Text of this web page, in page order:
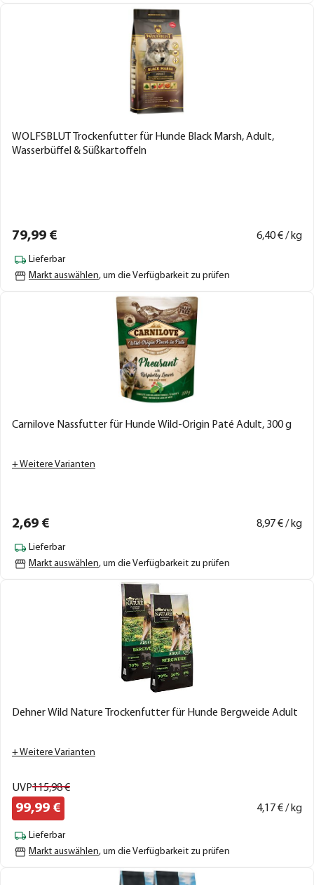
WOLFSBLUT Trockenfutter für Hunde Black Marsh, Adult,
Wasserbüffel & Süßkartoffeln
79,99 € 6,40€ / kg
Lieferbar
Markt auswählen, um die Verfügbarkeit zu prüfen
Carnilove Nassfutter für Hunde Wild-Origin Paté Adult, 300 g
+ Weitere Varianten
2,69 € 8,97€ / kg
Lieferbar
Markt auswählen, um die Verfügbarkeit zu prüfen
Dehner Wild Nature Trockenfutter für Hunde Bergweide Adult
+ Weitere Varianten
UVP115,98€
99,99 € 4,17€ / kg
Lieferbar
Markt auswählen, um die Verfügbarkeit zu prüfen